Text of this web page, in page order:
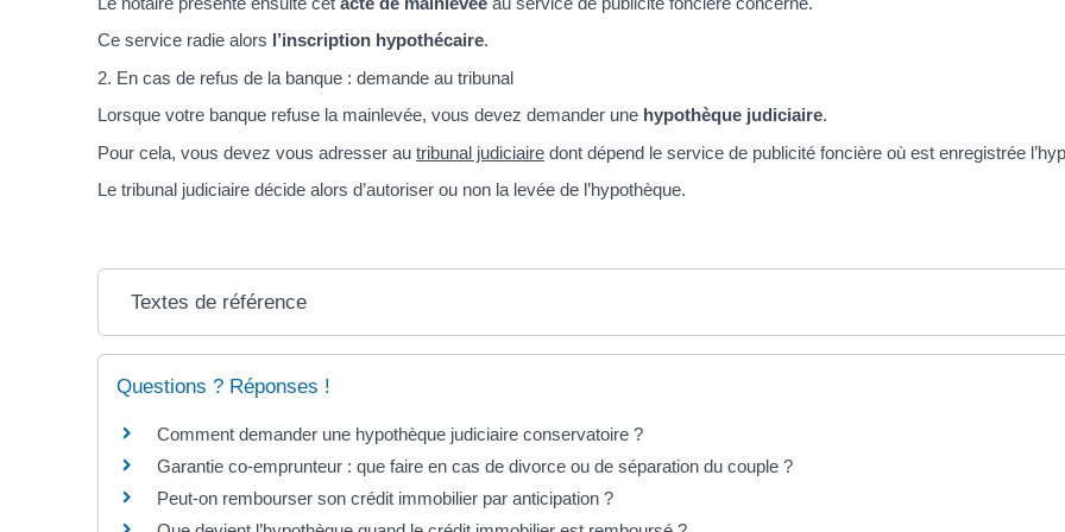
Ce service radie alors l’inscription hypothécaire.
2. En cas de refus de la banque : demande au tribunal
Lorsque votre banque refuse la mainlevée, vous devez demander une hypothèque judiciaire.
Pour cela, vous devez vous adresser au tribunal judiciaire dont dépend le service de publicité foncière où est enregistrée
Le tribunal judiciaire décide alors d’autoriser ou non la levée de l’hypothèque.
Textes de référence
Questions ? Réponses !
Comment demander une hypothèque judiciaire conservatoire ?
Garantie co-emprunteur : que faire en cas de divorce ou de séparation du couple ?
Peut-on rembourser son crédit immobilier par anticipation ?